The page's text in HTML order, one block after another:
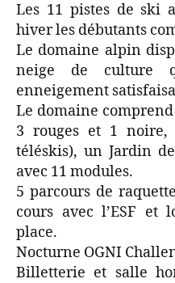
Les 11 pistes de ski
hiver les débutants
Le domaine alpin
neige de culture
enneigement
Le domaine
3 rouges et 1
téléskis), un Jardin
avec 11 modules.
5 parcours de
cours avec l’ESF et
place.
Nocturne OGNI
Billetterie et salle